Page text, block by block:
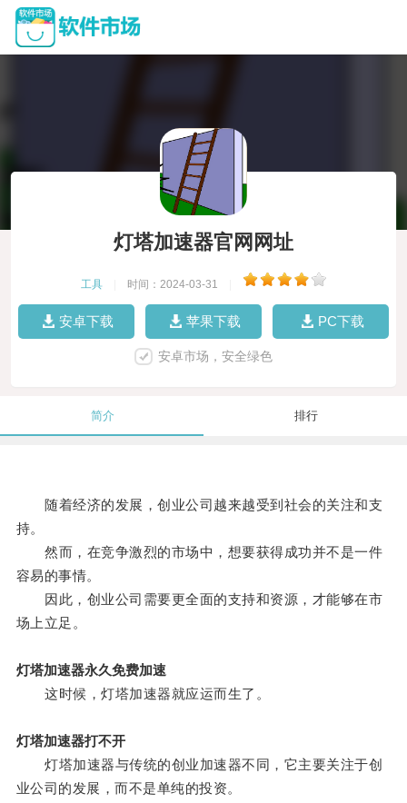
灯塔加速器官网网址
工具 时间：2024-03-31
安卓下载 苹果下载 PC下载
安卓市场，安全绿色
简介 排行
随着经济的发展，创业公司越来越受到社会的关注和支
持。
然而，在竞争激烈的市场中，想要获得成功并不是一件
容易的事情。
因此，创业公司需要更全面的支持和资源，才能够在市
场上立足。
灯塔加速器永久免费加速
这时候，灯塔加速器就应运而生了。
灯塔加速器打不开
灯塔加速器与传统的创业加速器不同，它主要关注于创
业公司的发展，而不是单纯的投资。